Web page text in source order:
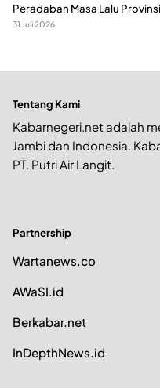
Peradaban Masa Lalu
31 Juli 2026
Tentang Kami
Kabarnegeri.net adalah
Jambi dan Indonesia.
PT. Putri Air Langit.
Partnership
Wartanews.co
AWaSI.id
Berkabar.net
InDepthNews.id